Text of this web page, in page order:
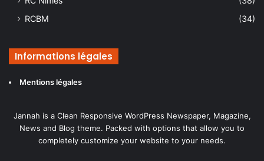
RCBM
(34)
Informations légales
Mentions légales
Jannah is a Clean Responsive WordPress Newspaper, Magazine,
News and Blog theme. Packed with options that allow you to
completely customize your website to your needs.